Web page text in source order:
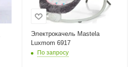
Электрокачель Mastela
Luxmom 6917
По запросу